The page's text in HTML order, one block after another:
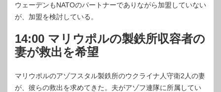
ウェーデンもNATOのパートナーでありながら加盟していない
が、加盟を検討している。
14:00 マリウポルの製鉄所収容者の
妻が救出を希望
マリウポルのアゾフスタル製鉄所のウクライナ人守衛2人の妻
が、彼らの救出を求めてきた。夫がアゾフ連隊に所属してい